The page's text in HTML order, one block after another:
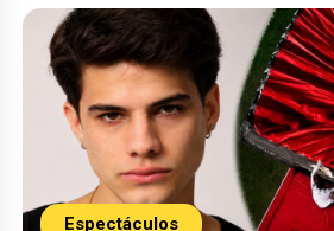
Espectáculos